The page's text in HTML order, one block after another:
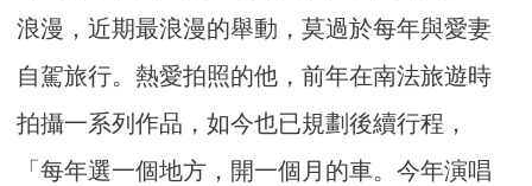
浪漫，近期最浪漫的舉動，莫過於每年與愛妻
自駕旅行。熱愛拍照的他，前年在南法旅遊時
拍攝一系列作品，如今也已規劃後續行程，
「每年選一個地方，開一個月的車。今年演唱